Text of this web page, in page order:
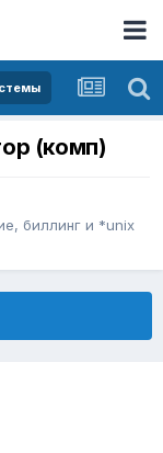
(комп)
биллинг и *unix